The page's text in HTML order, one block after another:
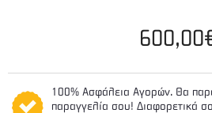
100% Ασφάλεια Αγορών. Θα
παραγγελία σου! Διαφορετικά